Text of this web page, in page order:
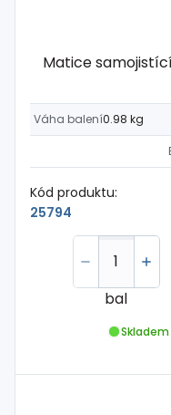
Matice
Váha balení0.98 kg
Kód produktu:
25794
bal